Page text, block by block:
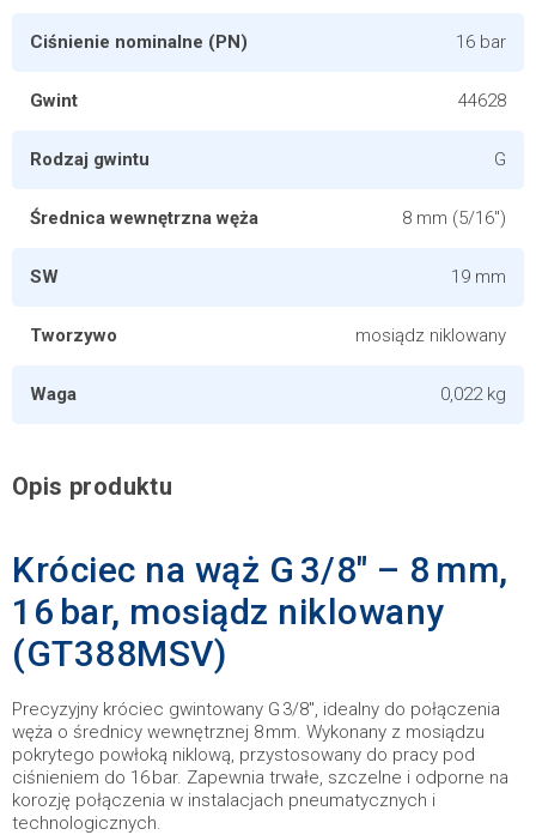
Ciśnienie nominalne (PN) 16 bar
Gwint 44628
Rodzaj gwintu G
Średnica wewnętrzna węża 8 mm (5/16")
SW 19 mm
Tworzywo mosiądz niklowany
Waga 0,022 kg
Opis produktu
Króciec na wąż G 3/8" – 8 mm,
16 bar, mosiądz niklowany
(GT388MSV)
Precyzyjny króciec gwintowany G 3/8″, idealny do połączenia
węża o średnicy wewnętrznej 8 mm. Wykonany z mosiądzu
pokrytego powłoką niklową, przystosowany do pracy pod
ciśnieniem do 16 bar. Zapewnia trwałe, szczelne i odporne na
korozję połączenia w instalacjach pneumatycznych i
technologicznych.